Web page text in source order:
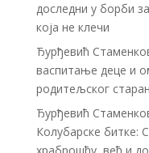
доследни у борби
која не клечи
Ђурђевић
васпитање деце и
родитељског
Ђурђевић
Колубарске битке: